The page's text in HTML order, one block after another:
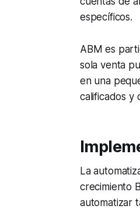
específicos.
ABM es
sola venta
en una
calificados y
La
crecimiento
automatizar